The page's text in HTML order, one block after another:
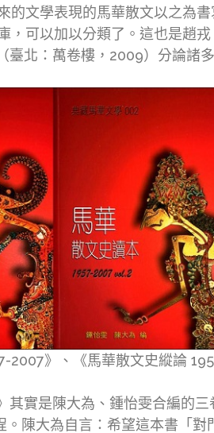
的文學表現的馬華散文以之為
，可以加以分類了。這也是趙
臺北：萬卷樓，2009）分論諸
2007》、《馬華散文史縱論
其實是陳大為、鍾怡雯合編的
。陳大為自言：希望這本書「